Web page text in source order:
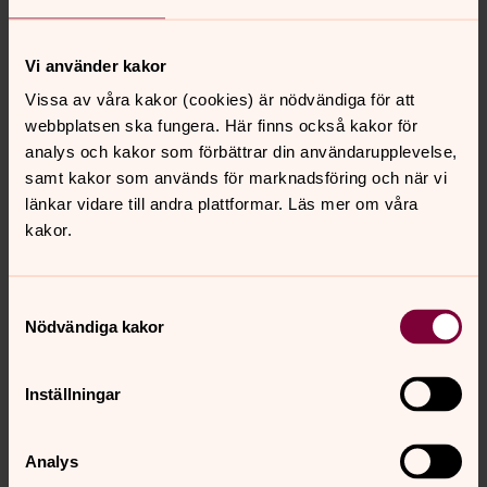
Vi använder kakor
Vissa av våra kakor (cookies) är nödvändiga för att
webbplatsen ska fungera. Här finns också kakor för
analys och kakor som förbättrar din användarupplevelse,
samt kakor som används för marknadsföring och när vi
länkar vidare till andra plattformar. Läs mer om våra
kakor.
Nödvändiga kakor
Inställningar
Analys
För att se innehållet behöver du acceptera kakor
för inställningar.
Ändra inställningar
För att se innehållet behöver du acceptera kakor